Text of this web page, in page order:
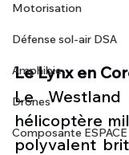
Motorisation
Défense sol-air DSA
Amphibie
Drones
Composante ESPACE
Le Lynx en
Le
hélicoptère
polyvalent